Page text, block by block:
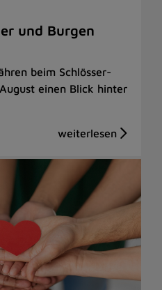
und Burgen
beim Schlösser-
einen Blick hinter